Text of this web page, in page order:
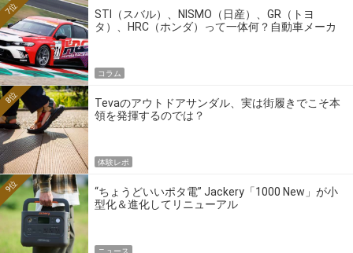
STI（スバル）、NISMO（日産）、GR（トヨ
タ）、HRC（ホンダ）って一体何？自動車メーカ
7位
コラム
Tevaのアウトドアサンダル、実は街履きでこそ本
領を発揮するのでは？
8位
体験レポ
“ちょうどいいポタ電” Jackery「1000 New」が小
型化＆進化してリニューアル
9位
ニュース